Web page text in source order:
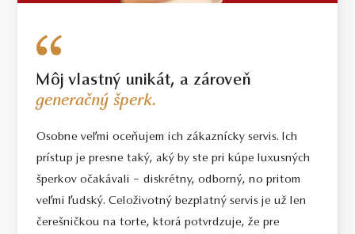
Môj vlastný unikát, a zároveň
generačný šperk.
Osobne veľmi oceňujem ich zákaznícky servis. Ich
prístup je presne taký, aký by ste pri kúpe luxusných
šperkov očakávali – diskrétny, odborný, no pritom
veľmi ľudský. Celoživotný bezplatný servis je už len
čerešničkou na torte, ktorá potvrdzuje, že pre